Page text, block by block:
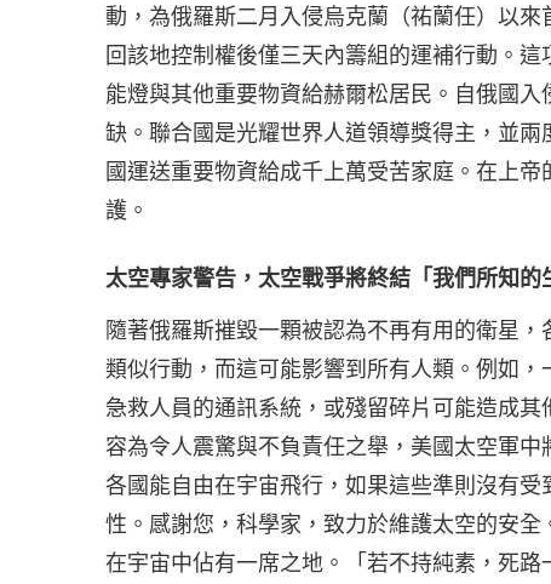
動，為俄羅斯二月入侵烏克蘭（祐蘭任）以
回該地控制權後僅三天內籌組的運補行動。
能燈與其他重要物資給赫爾松居民。自俄國
缺。聯合國是光耀世界人道領導獎得主，並
國運送重要物資給成千上萬受苦家庭。在上
護。
太空專家警告，太空戰爭將終結「我們所知的
隨著俄羅斯摧毀一顆被認為不再有用的衛星
類似行動，而這可能影響到所有人類。例如
急救人員的通訊系統，或殘留碎片可能造成
容為令人震驚與不負責任之舉，美國太空軍
各國能自由在宇宙飛行，如果這些準則沒有
性。感謝您，科學家，致力於維護太空的安
在宇宙中佔有一席之地。「若不持純素，死路